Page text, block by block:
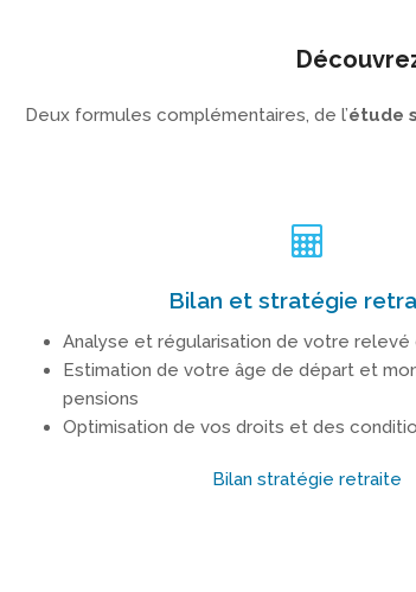
Deux formules complémentaires, de l’étude
Bilan et stratégie
Analyse et régularisation de votre relevé
Estimation de votre âge de départ et
pensions
Optimisation de vos droits et des
Bilan stratégie retraite